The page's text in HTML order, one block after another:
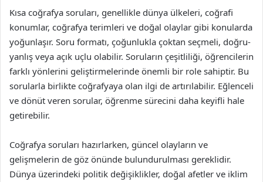
Kısa coğrafya soruları, genellikle dünya ülkeleri, coğrafi
konumlar, coğrafya terimleri ve doğal olaylar gibi konularda
yoğunlaşır. Soru formatı, çoğunlukla çoktan seçmeli, doğru-
yanlış veya açık uçlu olabilir. Soruların çeşitliliği, öğrencilerin
farklı yönlerini geliştirmelerinde önemli bir role sahiptir. Bu
sorularla birlikte coğrafyaya olan ilgi de artırılabilir. Eğlenceli
ve dönüt veren sorular, öğrenme sürecini daha keyifli hale
getirebilir.
Coğrafya soruları hazırlarken, güncel olayların ve
gelişmelerin de göz önünde bulundurulması gereklidir.
Dünya üzerindeki politik değişiklikler, doğal afetler ve iklim